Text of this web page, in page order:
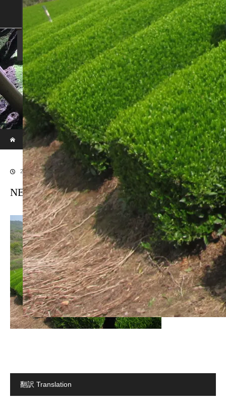
SHOP SHOPPING GUIDE
ABOUT US FAN VOICE ALBUM
NEWS SAMURAI-DEN
現代のサムライたちの時空間へ
ホーム
ブログ
NEVERまとめ
2018.04.21
NEVERまとめ
翻訳 Translation